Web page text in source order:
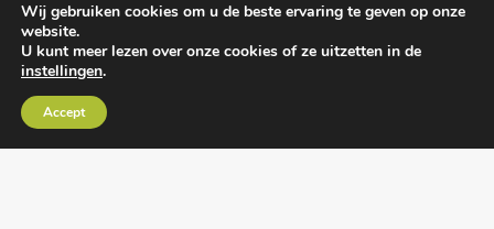
leveringsvoorwaarden
Wij gebruiken cookies om u de beste ervaring te geven op onze
website.
U kunt meer lezen over onze cookies of ze uitzetten in de
instellingen.
Accept